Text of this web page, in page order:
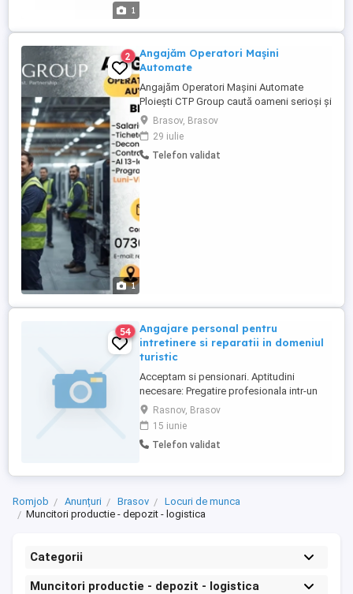
1
1
2
Angajăm Operatori Mașini
Automate
Angajăm Operatori Mașini Automate
Ploiești CTP Group caută oameni serioși și
dornici de un loc de muncă stabil într-o
fabrică modernă, curată și organizată.
Dacă ești harnic, responsabil și vrei un loc
sigur te așteptăm în echipa noastră! Ce îți
Brasov, Brasov
29 iulie
Telefon validat
54
Angajare personal pentru
intretinere si reparatii in domeniul
turistic
Acceptam si pensionari. Aptitudini
necesare: Pregatire profesionala intr-un
domeniu tehnic, persoana de încredere,
curata, ordonata, disciplinata si corecta.
Programul: norma intreaga sau jumatate
de norma. Ofermi cazare si masa, daca
Rasnov, jud. Brasov. Pentru ...
Rasnov, Brasov
15 iunie
Telefon validat
Romjob Anunțuri Brasov
Locuri de munca
Muncitori productie - depozit - logistica
Categorii
Muncitori productie - depozit - logistica